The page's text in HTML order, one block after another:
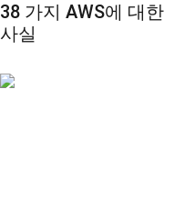
38 가지 AWS에 대한
사실